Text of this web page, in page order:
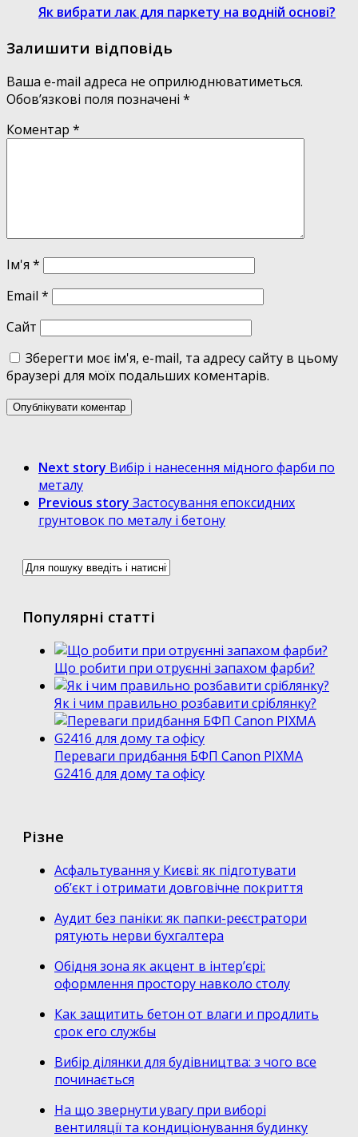
Як вибрати лак для паркету на водній основі?
Залишити відповідь
Ваша e-mail адреса не оприлюднюватиметься.
Обов’язкові поля позначені *
Коментар *
Ім'я *
Email *
Сайт
Зберегти моє ім'я, e-mail, та адресу сайту в цьому
браузері для моїх подальших коментарів.
Next story Вибір і нанесення мідного фарби по
металу
Previous story Застосування епоксидних
грунтовок по металу і бетону
Популярні статті
Що робити при отруєнні запахом фарби?
Як і чим правильно розбавити сріблянку?
Переваги придбання БФП Canon PIXMA
G2416 для дому та офісу
Різне
Асфальтування у Києві: як підготувати
об’єкт і отримати довговічне покриття
Аудит без паніки: як папки-реєстратори
рятують нерви бухгалтера
Обідня зона як акцент в інтер’єрі:
оформлення простору навколо столу
Как защитить бетон от влаги и продлить
срок его службы
Вибір ділянки для будівництва: з чого все
починається
На що звернути увагу при виборі
вентиляції та кондиціонування будинку